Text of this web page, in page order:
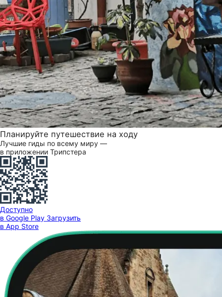
Планируйте путешествие на ходу
Лучшие гиды по всему миру —
в приложении Трипстера
Доступно
в Google Play Загрузить
в App Store